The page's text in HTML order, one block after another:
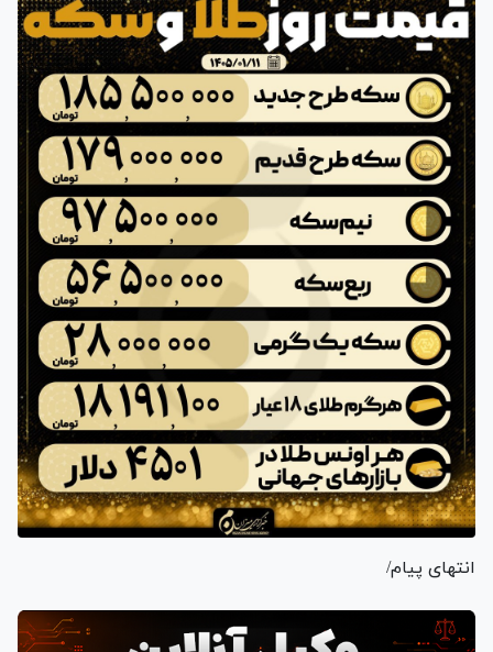
انتهای پیام/